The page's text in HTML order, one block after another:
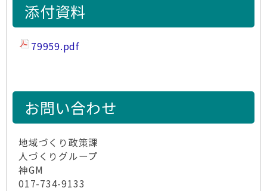
添付資料
79959.pdf
お問い合わせ
地域づくり政策課
人づくりグループ
神GM
017-734-9133